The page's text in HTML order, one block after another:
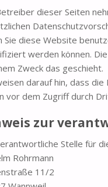
dieser Seiten
Sie diese Website
werden können.
Zweck das geschieht.
darauf hin, dass
vor dem Zugriff durch
zur
Stelle für
Rohrmann
11/2